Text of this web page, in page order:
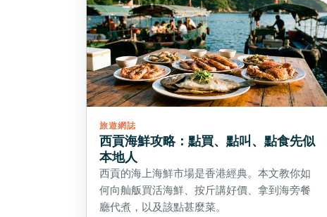
旅遊網誌
西貢海鮮攻略：點買、點叫、點食先似
本地人
西貢的海上海鮮市場是香港經典。本文教你如
何向舢舨買活海鮮、按斤講好價、拿到海旁餐
廳代煮，以及該點甚麼菜。